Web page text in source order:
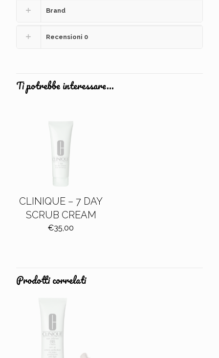
Brand
Recensioni 0
Ti potrebbe interessare…
CLINIQUE – 7 DAY
SCRUB CREAM
€35,00
Prodotti correlati